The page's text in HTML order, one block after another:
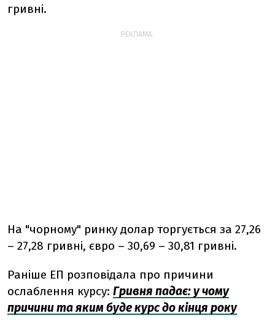
гривні.
РЕКЛАМА:
На "чорному" ринку долар торгується за 27,26
– 27,28 гривні, євро – 30,69 – 30,81 гривні.
Раніше ЕП розповідала про причини
ослаблення курсу: Гривня падає: у чому
причини та яким буде курс до кінця року